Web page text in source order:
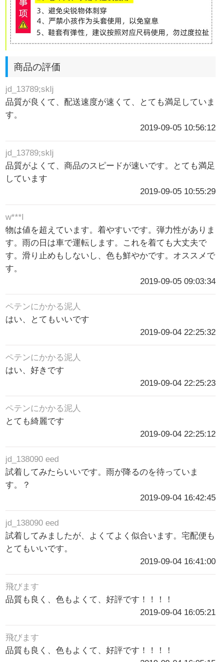
商品の評価
jd_13789;sklj
品質が良くて、配送速度が速くて、とても満足していま
す。
2019-09-05 10:56:12
jd_13789;sklj
品質がよくて、商品のスピードが速いです。とても満足
しています
2019-09-05 10:55:29
w***l
物は値を超えています。着やすいです。弾力性がありま
す。雨の日は車で運転します。これを着ても大丈夫で
す。滑り止めもしないし、色も鮮やかです。オススメで
す。
2019-09-05 09:03:34
ペテンにかかる泥人
はい、とてもいいです
2019-09-04 22:25:32
ペテンにかかる泥人
はい、好きです
2019-09-04 22:25:23
ペテンにかかる泥人
とても綺麗です
2019-09-04 22:25:12
jd_138090 eed
試着してみたらいいです。雨が降るのを待っていま
す。？
2019-09-04 16:42:45
jd_138090 eed
試着してみましたが、よくてよく似合います。宅配便も
とてもいいです。
2019-09-04 16:41:00
飛びます
品質も良く、色もよくて、好評です！！！！
2019-09-04 16:05:21
飛びます
品質も良く、色もよくて、好評です！！！！